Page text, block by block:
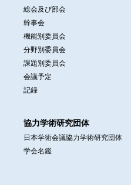
総会及び部会
幹事会
機能別委員会
分野別委員会
課題別委員会
会議予定
記録
協力学術研究団体
日本学術会議協力学術研究団体
学会名鑑